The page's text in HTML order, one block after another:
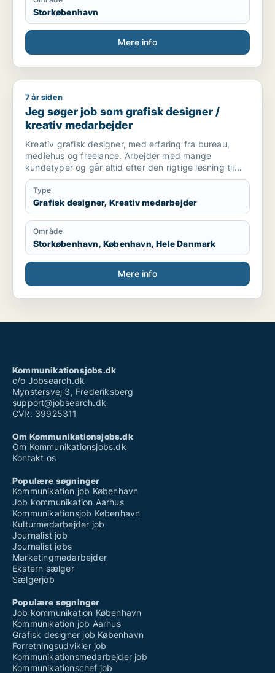
Storkøbenhavn
Mere info
Jeg søger job som grafisk designer / kreativ medarbejder
7 år siden
Jeg søger job som grafisk designer /
kreativ medarbejder
Kreativ grafisk designer, med erfaring fra bureau,
mediehus og freelance. Arbejder med mange
kundetyper og går altid efter den rigtige løsning til
kunden. Har et højt serviceniveau og en professionel
tilgang til opgaverne.
Jeg ønsker freelance opgaver inden for design og
kommunikation. Identitets, branding, kampagner -
tryk eller digitalt.
Hvis det rigtige job tilbyder sig kan jeg også være
interesseret i fast ansættelse.
Type
Grafisk designer, Kreativ medarbejder
Område
Storkøbenhavn, København, Hele Danmark
Mere info
Kommunikationsjobs.dk
c/o Jobsearch.dk
Mynstersvej 3, Frederiksberg
support@jobsearch.dk
CVR: 39925311
Om Kommunikationsjobs.dk
Om Kommunikationsjobs.dk
Kontakt os
Populære søgninger
Kommunikation job København
Job kommunikation Aarhus
Kommunikationsjob København
Kulturmedarbejder job
Journalist job
Journalist jobs
Marketingmedarbejder
Ekstern sælger
Sælgerjob
Populære søgninger
Job kommunikation København
Kommunikation job Aarhus
Grafisk designer job København
Forretningsudvikler job
Kommunikationsmedarbejder job
Kommunikationschef job